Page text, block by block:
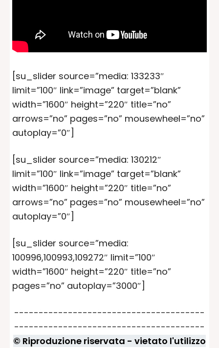
[su_slider source=”media: 133233″
limit=”100″ link=”image” target=”blank”
width=”1600″ height=”220″ title=”no”
arrows=”no” pages=”no” mousewheel=”no”
autoplay=”0″]
[su_slider source=”media: 130212″
limit=”100″ link=”image” target=”blank”
width=”1600″ height=”220″ title=”no”
arrows=”no” pages=”no” mousewheel=”no”
autoplay=”0″]
[su_slider source=”media:
100996,100993,109272″ limit=”100″
width=”1600″ height=”220″ title=”no”
pages=”no” autoplay=”3000″]
---------------------------------------
---------------------------------------
© Riproduzione riservata - vietato l'utilizzo